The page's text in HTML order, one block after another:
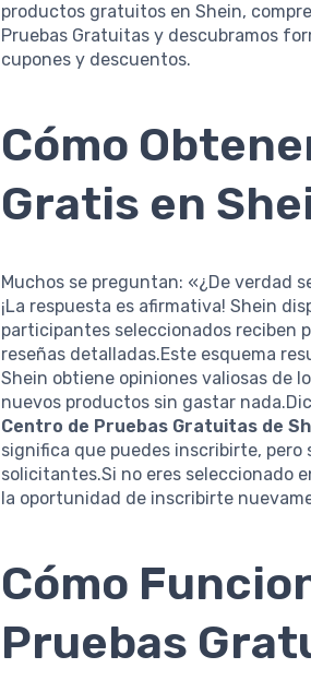
productos gratuitos en Shein,
Pruebas Gratuitas y descubramos
cupones y descuentos.
Cómo
Gratis en
Muchos se preguntan: «¿De verdad
¡La respuesta es afirmativa! Shein
participantes seleccionados reciben
reseñas detalladas.Este esquema
Shein obtiene opiniones valiosas de
nuevos productos sin gastar
Centro de Pruebas Gratuitas de
significa que puedes inscribirte, pero
solicitantes.Si no eres seleccionado
la oportunidad de inscribirte
Cómo
Pruebas